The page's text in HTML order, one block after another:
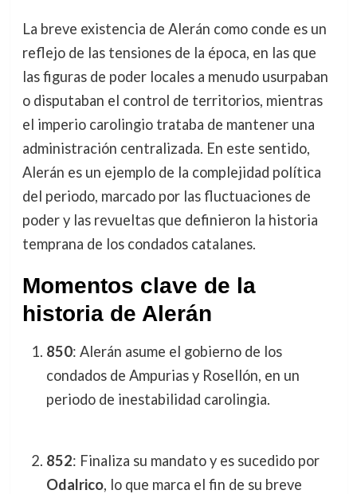
La breve existencia de Alerán como conde es un
reflejo de las tensiones de la época, en las que
las figuras de poder locales a menudo usurpaban
o disputaban el control de territorios, mientras
el imperio carolingio trataba de mantener una
administración centralizada. En este sentido,
Alerán es un ejemplo de la complejidad política
del periodo, marcado por las fluctuaciones de
poder y las revueltas que definieron la historia
temprana de los condados catalanes.
Momentos clave de la
historia de Alerán
850: Alerán asume el gobierno de los
condados de Ampurias y Rosellón, en un
periodo de inestabilidad carolingia.
852: Finaliza su mandato y es sucedido por
Odalrico, lo que marca el fin de su breve